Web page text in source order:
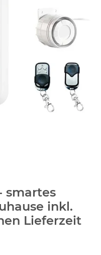
smartes
inkl.
Lieferzeit